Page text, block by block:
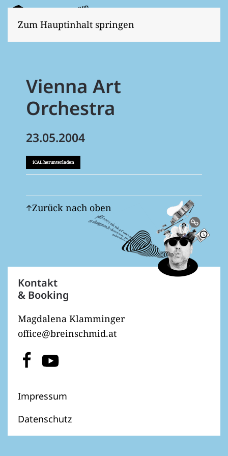
Zum Hauptinhalt springen
Vienna Art
Orchestra
23.05.2004
iCAL herunterladen
Zurück nach oben
Kontakt
& Booking
Magdalena Klamminger
office@breinschmid.at
Impressum
Datenschutz